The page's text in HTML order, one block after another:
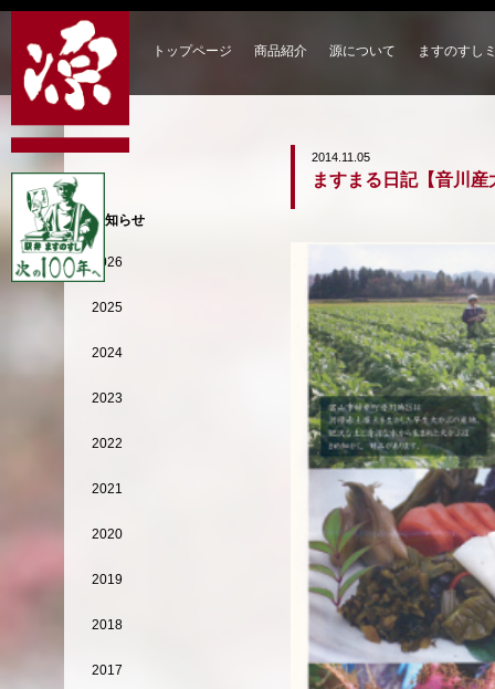
トップページ 商品紹介 源について ますのすし
2014.11.05
ますまる日記【音川産
お知らせ
2026
2025
2024
2023
2022
2021
2020
2019
2018
2017